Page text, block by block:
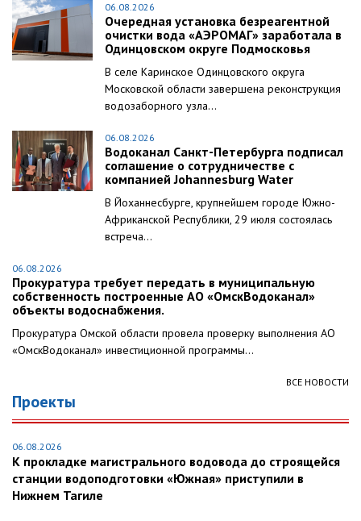
06.08.2026
Очередная установка безреагентной
очистки вода «АЭРОМАГ» заработала в
Одинцовском округе Подмосковья
В селе Каринское Одинцовского округа
Московской области завершена реконструкция
водозаборного узла...
06.08.2026
Водоканал Санкт-Петербурга подписал
соглашение о сотрудничестве с
компанией Johannesburg Water
В Йоханнесбурге, крупнейшем городе Южно-
Африканской Республики, 29 июля состоялась
встреча...
06.08.2026
Прокуратура требует передать в муниципальную
собственность построенные АО «ОмскВодоканал»
объекты водоснабжения.
Прокуратура Омской области провела проверку выполнения АО
«ОмскВодоканал» инвестиционной программы...
ВСЕ НОВОСТИ
Проекты
06.08.2026
К прокладке магистрального водовода до строящейся
станции водоподготовки «Южная» приступили в
Нижнем Тагиле